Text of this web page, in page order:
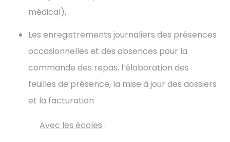
médical),
​​​​​​​Les enregistrements journaliers des présences
occasionnelles et des absences pour la
commande des repas, l’élaboration des
feuilles de présence, la mise à jour des dossiers
et la facturation
Avec les écoles :